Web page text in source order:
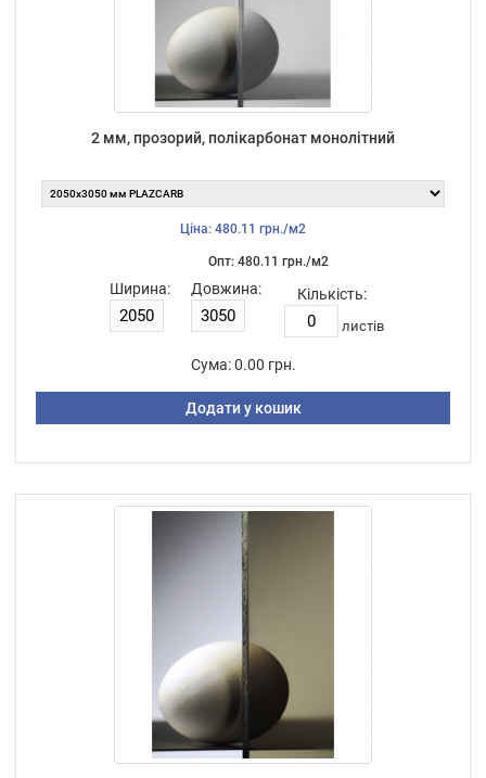
2 мм, прозорий, полікарбонат монолітний
Ціна: 480.11 грн./м2
Опт: 480.11 грн./м2
Ширина: Довжина: Кількість:
листiв
Сума: 0.00 грн.
Додати у кошик